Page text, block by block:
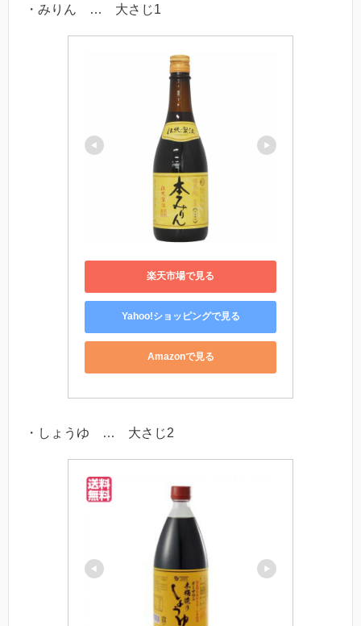
・みりん … 大さじ1
楽天市場で見る
Yahoo!ショッピングで見る
Amazonで見る
・しょうゆ … 大さじ2